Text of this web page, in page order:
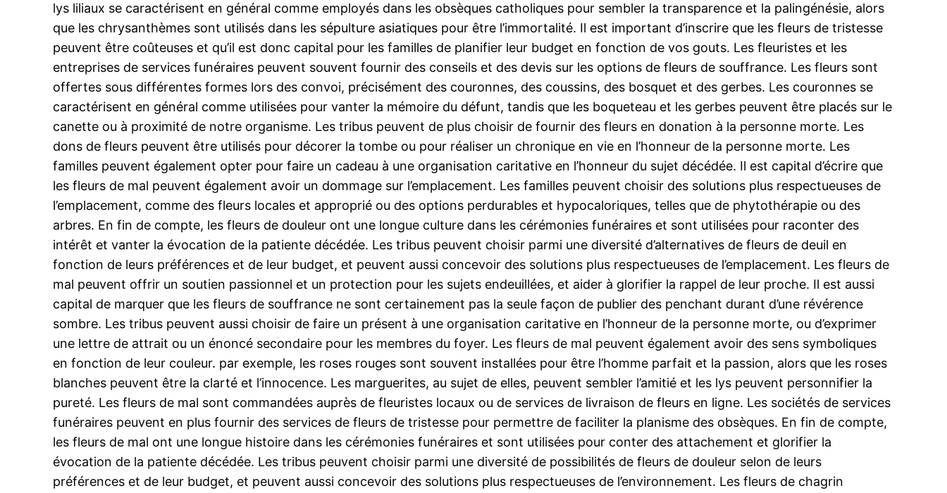
lys liliaux se caractérisent en général comme employés dans les obsèques catholiques pour sembler la transparence et la palingénésie, alors
que les chrysanthèmes sont utilisés dans les sépulture asiatiques pour être l’immortalité. Il est important d’inscrire que les fleurs de tristesse
peuvent être coûteuses et qu’il est donc capital pour les familles de planifier leur budget en fonction de vos gouts. Les fleuristes et les
entreprises de services funéraires peuvent souvent fournir des conseils et des devis sur les options de fleurs de souffrance. Les fleurs sont
offertes sous différentes formes lors des convoi, précisément des couronnes, des coussins, des bosquet et des gerbes. Les couronnes se
caractérisent en général comme utilisées pour vanter la mémoire du défunt, tandis que les boqueteau et les gerbes peuvent être placés sur le
canette ou à proximité de notre organisme. Les tribus peuvent de plus choisir de fournir des fleurs en donation à la personne morte. Les
dons de fleurs peuvent être utilisés pour décorer la tombe ou pour réaliser un chronique en vie en l’honneur de la personne morte. Les
familles peuvent également opter pour faire un cadeau à une organisation caritative en l’honneur du sujet décédée. Il est capital d’écrire que
les fleurs de mal peuvent également avoir un dommage sur l’emplacement. Les familles peuvent choisir des solutions plus respectueuses de
l’emplacement, comme des fleurs locales et approprié ou des options perdurables et hypocaloriques, telles que de phytothérapie ou des
arbres. En fin de compte, les fleurs de douleur ont une longue culture dans les cérémonies funéraires et sont utilisées pour raconter des
intérêt et vanter la évocation de la patiente décédée. Les tribus peuvent choisir parmi une diversité d’alternatives de fleurs de deuil en
fonction de leurs préférences et de leur budget, et peuvent aussi concevoir des solutions plus respectueuses de l’emplacement. Les fleurs de
mal peuvent offrir un soutien passionnel et un protection pour les sujets endeuillées, et aider à glorifier la rappel de leur proche. Il est aussi
capital de marquer que les fleurs de souffrance ne sont certainement pas la seule façon de publier des penchant durant d’une révérence
sombre. Les tribus peuvent aussi choisir de faire un présent à une organisation caritative en l’honneur de la personne morte, ou d’exprimer
une lettre de attrait ou un énoncé secondaire pour les membres du foyer. Les fleurs de mal peuvent également avoir des sens symboliques
en fonction de leur couleur. par exemple, les roses rouges sont souvent installées pour être l’homme parfait et la passion, alors que les roses
blanches peuvent être la clarté et l’innocence. Les marguerites, au sujet de elles, peuvent sembler l’amitié et les lys peuvent personnifier la
pureté. Les fleurs de mal sont commandées auprès de fleuristes locaux ou de services de livraison de fleurs en ligne. Les sociétés de services
funéraires peuvent en plus fournir des services de fleurs de tristesse pour permettre de faciliter la planisme des obsèques. En fin de compte,
les fleurs de mal ont une longue histoire dans les cérémonies funéraires et sont utilisées pour conter des attachement et glorifier la
évocation de la patiente décédée. Les tribus peuvent choisir parmi une diversité de possibilités de fleurs de douleur selon de leurs
préférences et de leur budget, et peuvent aussi concevoir des solutions plus respectueuses de l’environnement. Les fleurs de chagrin